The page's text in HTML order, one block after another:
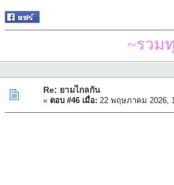
~รวม
Re: ยามไกลกัน
« ตอบ #46 เมื่อ: 22 พฤษภาคม 2026,